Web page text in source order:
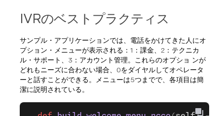
IVRのベストプラクティス
サンプル・アプリケーションでは、電話をかけてきた人にオ
プション・メニューが表示される：1：課金、2：テクニカ
ル・サポート、3：アカウント管理。これらのオプショ ンが
どれもニーズに合わない場合、0をダイヤルしてオペレータ
ーと話すことができる。メニューは5つまでで、各項目は簡
潔に説明されている。